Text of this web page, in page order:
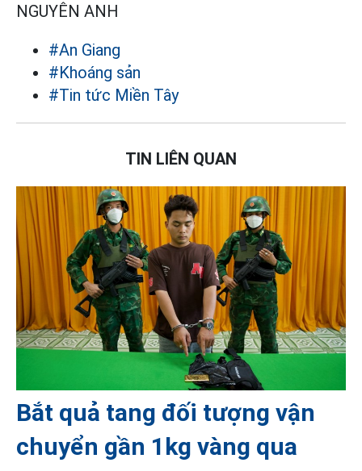
NGUYÊN ANH
#An Giang
#Khoáng sản
#Tin tức Miền Tây
TIN LIÊN QUAN
Bắt quả tang đối tượng vận
chuyển gần 1kg vàng qua